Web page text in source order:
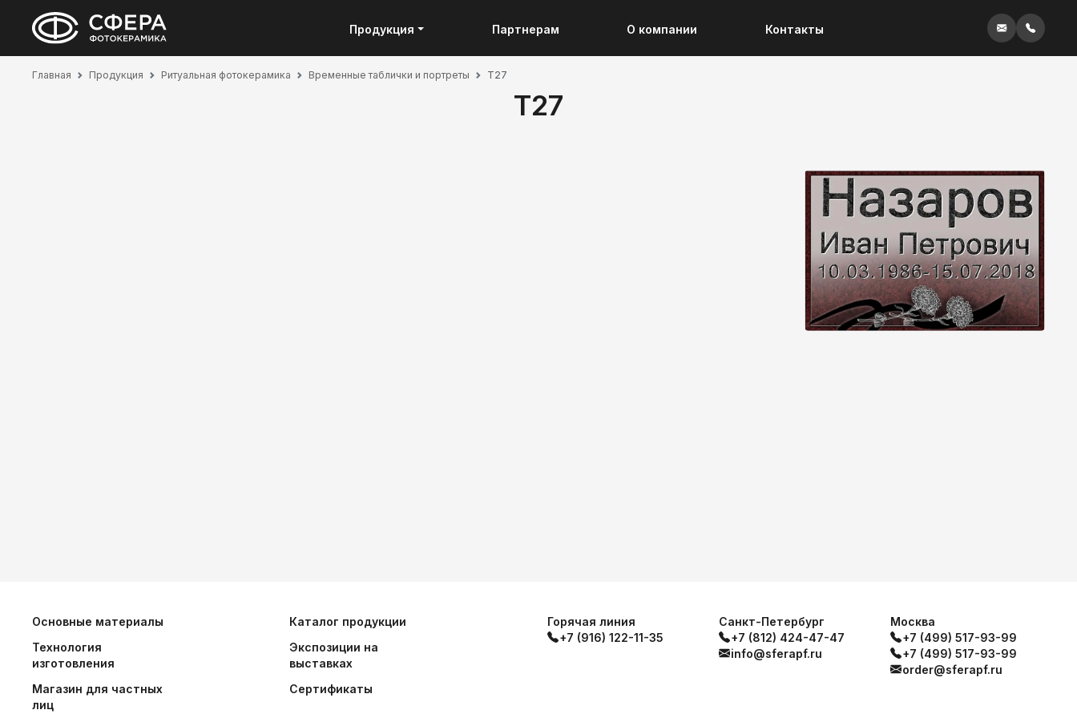
Продукция Партнерам О компании Контакты
Главная Продукция Ритуальная фотокерамика Временные таблички и портреты Т27
Т27
Основные материалы
Технология
изготовления
Магазин для частных
лиц
Каталог продукции
Экспозиции на
выставках
Сертификаты
Горячая линия
+7 (916) 122-11-35
Санкт-Петербург
+7 (812) 424-47-47
info@sferapf.ru
Москва
+7 (499) 517-93-99
+7 (499) 517-93-99
order@sferapf.ru